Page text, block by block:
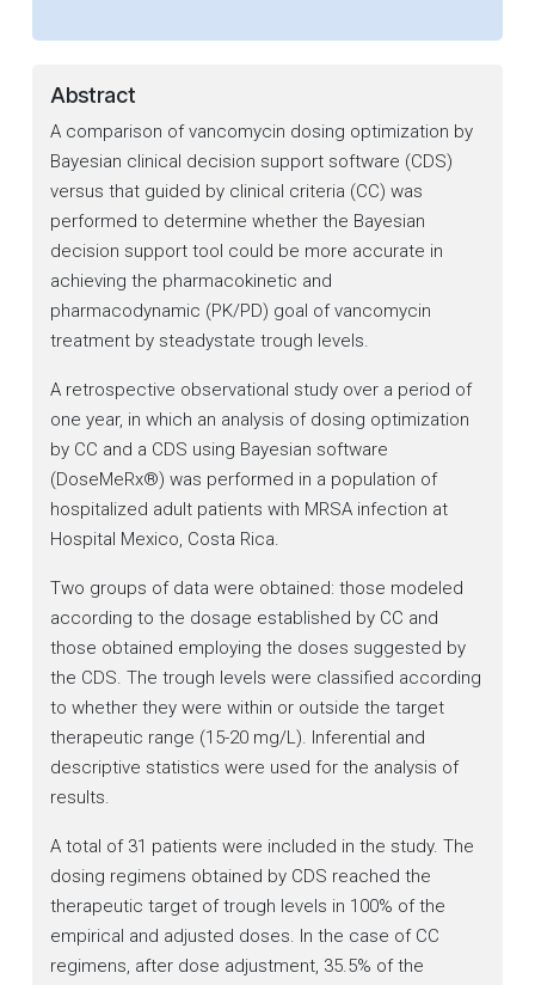
Abstract
A comparison of vancomycin dosing optimization by
Bayesian clinical decision support software (CDS)
versus that guided by clinical criteria (CC) was
performed to determine whether the Bayesian
decision support tool could be more accurate in
achieving the pharmacokinetic and
pharmacodynamic (PK/PD) goal of vancomycin
treatment by steadystate trough levels.
A retrospective observational study over a period of
one year, in which an analysis of dosing optimization
by CC and a CDS using Bayesian software
(DoseMeRx®) was performed in a population of
hospitalized adult patients with MRSA infection at
Hospital Mexico, Costa Rica.
Two groups of data were obtained: those modeled
according to the dosage established by CC and
those obtained employing the doses suggested by
the CDS. The trough levels were classified according
to whether they were within or outside the target
therapeutic range (15-20 mg/L). Inferential and
descriptive statistics were used for the analysis of
results.
A total of 31 patients were included in the study. The
dosing regimens obtained by CDS reached the
therapeutic target of trough levels in 100% of the
empirical and adjusted doses. In the case of CC
regimens, after dose adjustment, 35.5% of the